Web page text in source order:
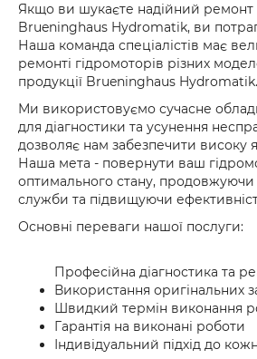
Якщо ви шукаєте надійний ремонт
Brueninghaus Hydromatik, ви
Наша команда спеціалістів має
ремонті гідромоторів різних
продукції Brueninghaus Hydromatik.
Ми використовуємо сучасне
для діагностики та усунення
дозволяє нам забезпечити високу
Наша мета - повернути ваш
оптимального стану, продовжуючи
служби та підвищуючи
Основні переваги нашої послуги:
Професійна діагностика та
Використання оригінальних
Швидкий термін виконання
Гарантія на виконані роботи
Індивідуальний підхід до